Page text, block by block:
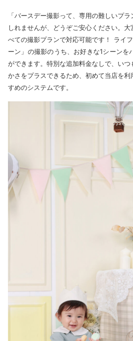
「バースデー撮影って、専用の難しいプ
しれませんが、どうぞご安心ください。
べての撮影プランで対応可能です！ ライ
ーン」の撮影のうち、お好きな1シーンを
ができます。特別な追加料金なしで、い
かさをプラスできるため、初めて当店を
すめのシステムです。